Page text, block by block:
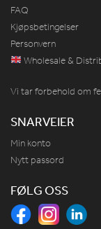
FAQ
Kjøpsbetingelser
Personvern
Wholesale &
Vi tar forbehold om
SNARVEIER
Min konto
Nytt passord
FØLG OSS